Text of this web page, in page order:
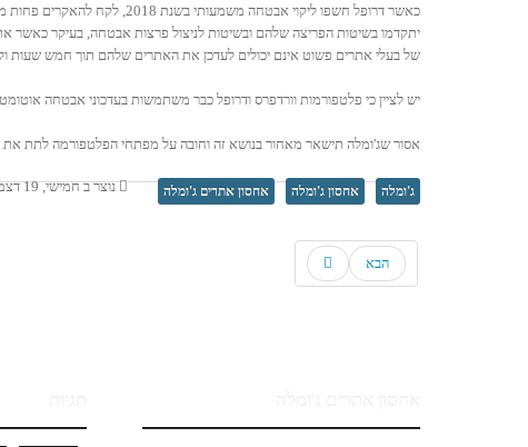
כאשר דרופל חשפו ליקוי
יתקדמו בשיטות הפריצה שלהם ובשיטות לניצול פרצות אבטחה, בעיקר כאשר
של בעלי אתרים פשוט אינם יכולים לעדכן את האתרים שלהם תוך חמש שעות
יש לציין כי פלטפורמות וורדפרס ודרופל כבר משתמשות בעדכוני אבטחה
אסור שג'ומלה תישאר מאחור בנושא זה וחובה על מפתחי הפלטפורמה לתת את
ג'ומלה אחסון ג'ומלה אחסון אתרים ג'ומלה נוצר ב חמישי, 19 דצמבר 2019 14:11
הבא